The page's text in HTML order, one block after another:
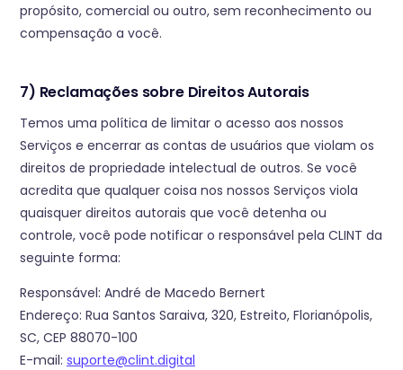
propósito, comercial ou outro, sem reconhecimento ou
compensação a você.
7) Reclamações sobre Direitos Autorais
Temos uma política de limitar o acesso aos nossos
Serviços e encerrar as contas de usuários que violam os
direitos de propriedade intelectual de outros. Se você
acredita que qualquer coisa nos nossos Serviços viola
quaisquer direitos autorais que você detenha ou
controle, você pode notificar o responsável pela CLINT da
seguinte forma:
Responsável: André de Macedo Bernert
Endereço: Rua Santos Saraiva, 320, Estreito, Florianópolis,
SC, CEP 88070-100
E-mail: suporte@clint.digital